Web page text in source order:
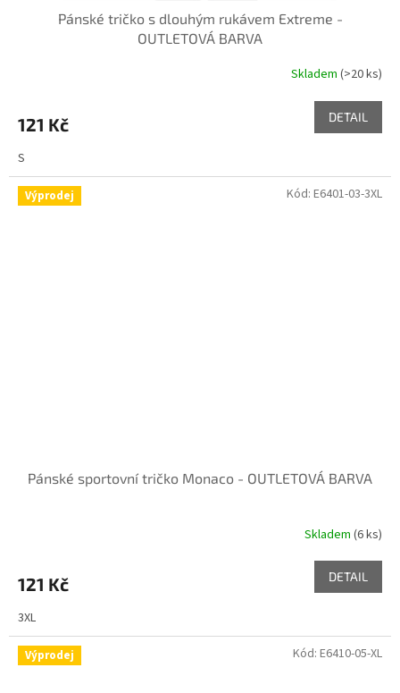
Pánské tričko s dlouhým rukávem Extreme -
OUTLETOVÁ BARVA
Skladem (>20 ks)
121 Kč DETAIL
S
Výprodej
Pánské sportovní tričko Monaco - OUTLETOVÁ BARVA
Skladem (6 ks)
121 Kč DETAIL
3XL
Kód: E6401-03-3XL
Výprodej Kód: E6410-05-XL